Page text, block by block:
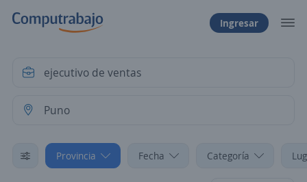
Ingresar
Provincia Fecha Categoría